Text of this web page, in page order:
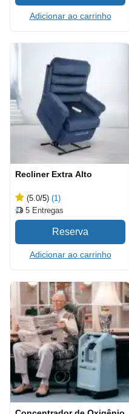
Adicionar ao carrinho
Recliner Extra Alto
(5.0/5) (1)
5 Entregas
Adicionar ao carrinho